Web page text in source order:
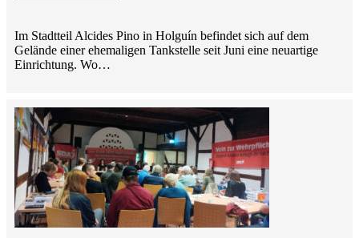
Im Stadtteil Alcides Pino in Holguín befindet sich auf dem
Gelände einer ehemaligen Tankstelle seit Juni eine neuartige
Einrichtung. Wo…